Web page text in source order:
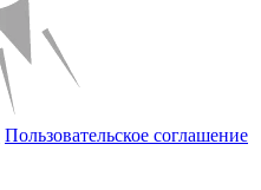
Пользовательское соглашение